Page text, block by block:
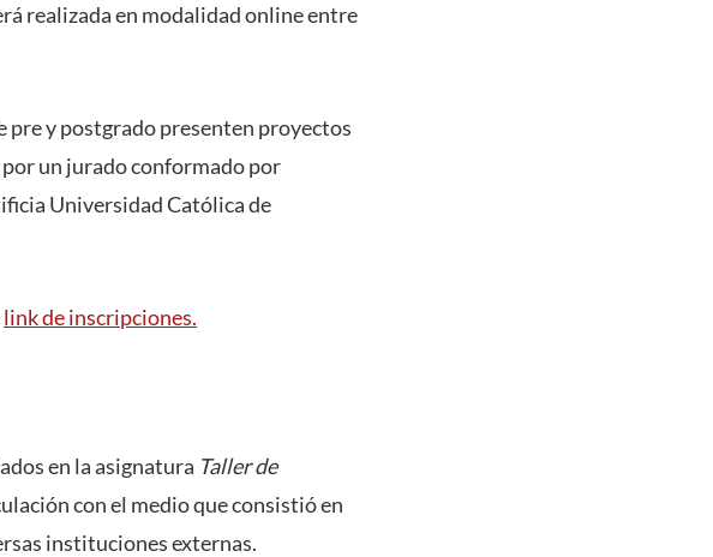
realizada en modalidad online entre
y postgrado presenten proyectos
un jurado conformado por
Universidad Católica de
link de inscripciones.
en la asignatura Taller de
con el medio que consistió en
instituciones externas.